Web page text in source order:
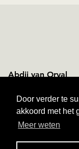
Door verder te
akkoord met het
Meer weten
Abdij van Orval
B-6823 Villers-
+ 32 61 31 10 60
NAVIGATION
TOEGANG
ALGEMENE